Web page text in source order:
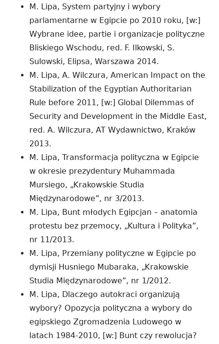
M. Lipa, System partyjny i wybory
parlamentarne w Egipcie po 2010 roku, [w:]
Wybrane idee, partie i organizacje polityczne
Bliskiego Wschodu, red. F. Ilkowski, S.
Sulowski, Elipsa, Warszawa 2014.
M. Lipa, A. Wilczura, American Impact on the
Stabilization of the Egyptian Authoritarian
Rule before 2011, [w:] Global Dilemmas of
Security and Development in the Middle East,
red. A. Wilczura, AT Wydawnictwo, Kraków
2013.
M. Lipa, Transformacja polityczna w Egipcie
w okresie prezydentury Muhammada
Mursiego, „Krakowskie Studia
Międzynarodowe”, nr 3/2013.
M. Lipa, Bunt młodych Egipcjan – anatomia
protestu bez przemocy, „Kultura i Polityka”,
nr 11/2013.
M. Lipa, Przemiany polityczne w Egipcie po
dymisji Husniego Mubaraka, „Krakowskie
Studia Międzynarodowe”, nr 1/2012.
M. Lipa, Dlaczego autokraci organizują
wybory? Opozycja polityczna a wybory do
egipskiego Zgromadzenia Ludowego w
latach 1984-2010, [w:] Bunt czy rewolucja?